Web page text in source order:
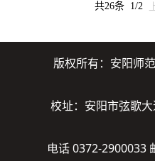
共26条 1/2
版权所有：安阳师
校址：安阳市弦歌
电话 0372-2900033